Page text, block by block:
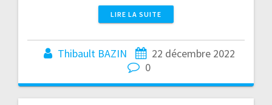
LIRE LA SUITE
Thibault BAZIN
22 décembre 2022
0